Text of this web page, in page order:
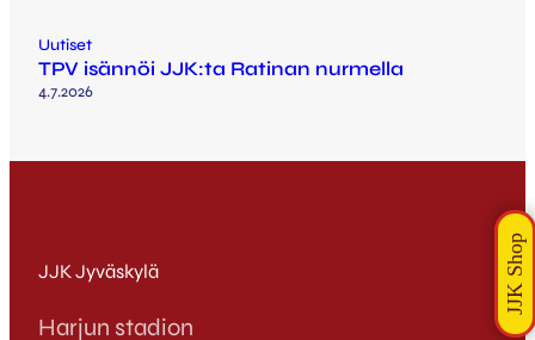
Uutiset
TPV isännöi JJK:ta Ratinan nurmella
4.7.2026
JJK Jyväskylä
Harjun stadion